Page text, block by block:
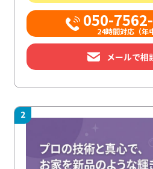
050-
24時間対応（年
メールで相
2